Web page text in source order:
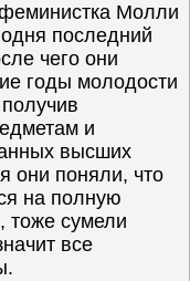
Молли
последний
чего они
годы молодости
и
высших
они поняли, что
на полную
тоже сумели
все